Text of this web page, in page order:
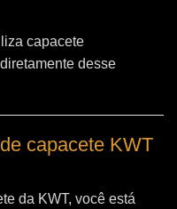
capacete
desse
capacete KWT
da KWT, você está